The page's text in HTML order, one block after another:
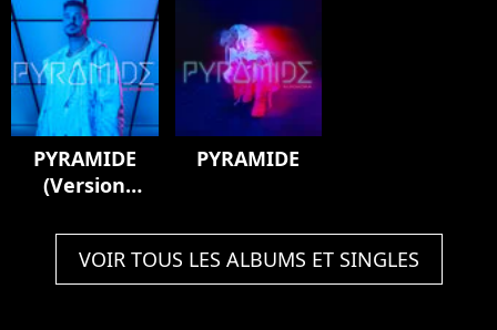
PYRAMIDE
(Version
PYRAMIDE
VOIR TOUS LES ALBUMS ET SINGLES